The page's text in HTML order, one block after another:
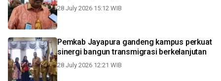
28 July 2026 15:12 WIB
Pemkab Jayapura gandeng kampus perkuat
sinergi bangun transmigrasi berkelanjutan
28 July 2026 12:21 WIB